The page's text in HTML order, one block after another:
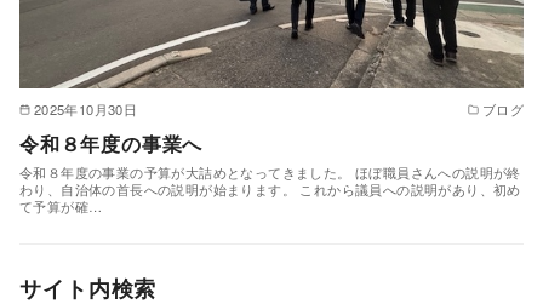
2025年10月30日 ブログ
令和８年度の事業へ
令和８年度の事業の予算が大詰めとなってきました。 ほぼ職員さんへの説明が終
わり、自治体の首長への説明が始まります。 これから議員への説明があり、初め
て予算が確…
サイト内検索